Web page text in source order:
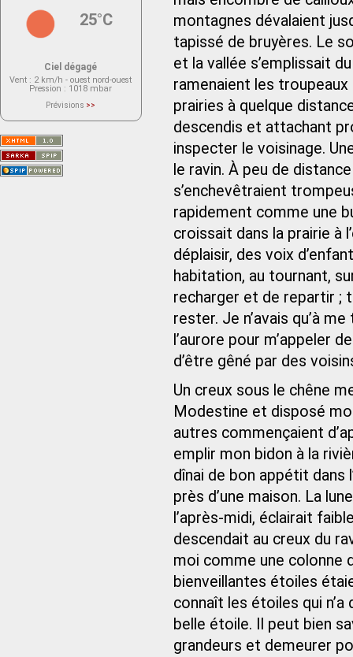
montagnes dévalaient
tapissé de bruyères. Le
et la vallée s’emplissait
ramenaient les troupeaux
prairies à quelque
descendis et attachant
inspecter le voisinage.
le ravin. À peu de
s’enchevêtraient
rapidement comme une
croissait dans la prairie à
déplaisir, des voix
habitation, au tournant,
recharger et de repartir ;
rester. Je n’avais qu’à
l’aurore pour m’appeler
d’être gêné par des
Un creux sous le chêne
Modestine et disposé
autres commençaient
emplir mon bidon à la
dînai de bon appétit dans
près d’une maison. La
l’après-midi, éclairait
descendait au creux du
moi comme une colonne
bienveillantes étoiles
connaît les étoiles qui n’a
belle étoile. Il peut bien
grandeurs et demeurer
25°C
Ciel dégagé
Vent : 2 km/h - ouest nord-ouest
Pression : 1018 mbar
Prévisions >>
actuellement aucune prévision
Saint-Nom.
Veuillez consulter le message du
service ci-dessous.
(401 - Invalid API key. Please see
https://openweathermap.org/faq#error401